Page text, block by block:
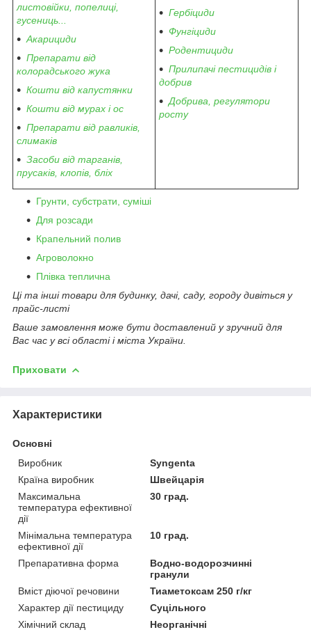
листовійки, попелиці,
гусениць...
Акарициди
Препарати від
колорадського жука
Кошти від капустянки
Кошти від мурах і ос
Препарати від равликів,
слимаків
Засоби від тарганів,
прусаків, клопів, бліх
Гербіциди
Фунгіциди
Родентициди
Прилипачі пестицидів і
добрив
Добрива, регулятори
росту
Грунти, субстрати, суміші
Для розсади
Крапельний полив
Агроволокно
Плівка теплична
Ці та інші товари для будинку, дачі, саду, городу дивіться у
прайс-листі
Ваше замовлення може бути доставлений у зручний для
Вас час у всі області і міста України.
Приховати
Характеристики
Основні
Виробник
Syngenta
Країна виробник
Швейцарія
Максимальна
температура ефективної
дії
30 град.
Мінімальна температура
ефективної дії
10 град.
Препаративна форма
Водно-водорозчинні
гранули
Вміст діючої речовини
Тиаметоксам 250 г/кг
Характер дії пестициду
Суцільного
Хімічний склад
Неорганічні